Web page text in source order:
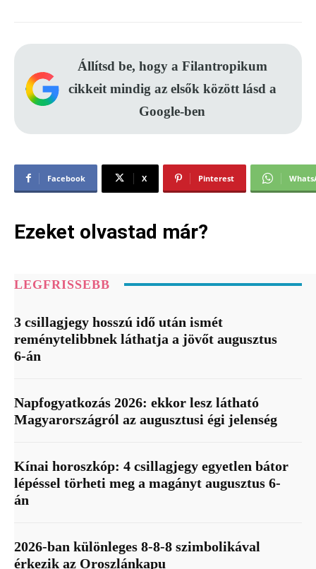
Állítsd be, hogy a Filantropikum
cikkeit mindig az elsők között lásd a
Google-ben
Facebook X Pinterest
Ezeket olvastad már?
LEGFRISSEBB
3 csillagjegy hosszú idő után ismét
reménytelibbnek láthatja a jövőt augusztus
6-án
Napfogyatkozás 2026: ekkor lesz látható
Magyarországról az augusztusi égi jelenség
Kínai horoszkóp: 4 csillagjegy egyetlen bátor
lépéssel törheti meg a magányt augusztus 6-
án
2026-ban különleges 8-8-8 szimbolikával
érkezik az Oroszlánkapu